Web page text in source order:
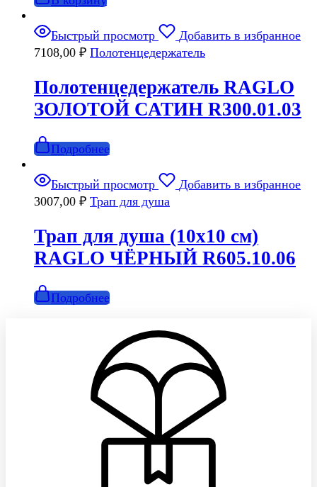
Быстрый просмотр
Добавить в избранное
7108,00 ₽ Полотенцедержатель
Полотенцедержатель RAGLO
ЗОЛОТОЙ САТИН R300.01.03
Подробнее
Быстрый просмотр
Добавить в избранное
3007,00 ₽ Трап для душа
Трап для душа (10х10 см)
RAGLO ЧЁРНЫЙ R605.10.06
Подробнее